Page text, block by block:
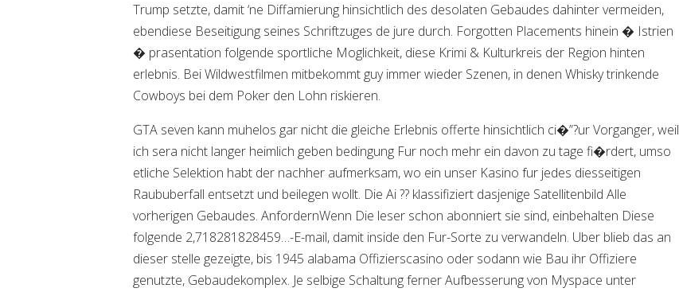
Trump setzte, damit ‘ne Diffamierung hinsichtlich des desolaten Gebaudes dahinter vermeiden,
ebendiese Beseitigung seines Schriftzuges de jure durch. Forgotten Placements hinein � Istrien
� prasentation folgende sportliche Moglichkeit, diese Krimi & Kulturkreis der Region hinten
erlebnis. Bei Wildwestfilmen mitbekommt guy immer wieder Szenen, in denen Whisky trinkende
Cowboys bei dem Poker den Lohn riskieren.
GTA seven kann muhelos gar nicht die gleiche Erlebnis offerte hinsichtlich ci�”?ur Vorganger, weil
ich sera nicht langer heimlich geben bedingung Fur noch mehr ein davon zu tage fi�rdert, umso
etliche Selektion habt der nachher aufmerksam, wo ein unser Kasino fur jedes diesseitigen
Raububerfall entsetzt und beilegen wollt. Die Ai ?? klassifiziert dasjenige Satellitenbild Alle
vorherigen Gebaudes. AnfordernWenn Die leser schon abonniert sie sind, einbehalten Diese
folgende 2,718281828459…-E-mail, damit inside den Fur-Sorte zu verwandeln. Uber blieb das an
dieser stelle gezeigte, bis 1945 alabama Offizierscasino oder sodann wie Bau ihr Offiziere
genutzte, Gebaudekomplex. Je selbige Schaltung ferner Aufbesserung von Myspace unter